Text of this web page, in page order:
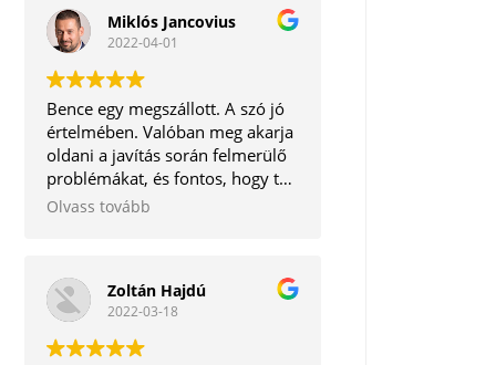
Miklós Jancovius
2022-04-01
Bence egy megszállott. A szó jó
értelmében. Valóban meg akarja
oldani a javítás során felmerülő
problémákat, és fontos, hogy te,
mint ügyfél ne távozz tőle
Olvass tovább
Zoltán Hajdú
2022-03-18